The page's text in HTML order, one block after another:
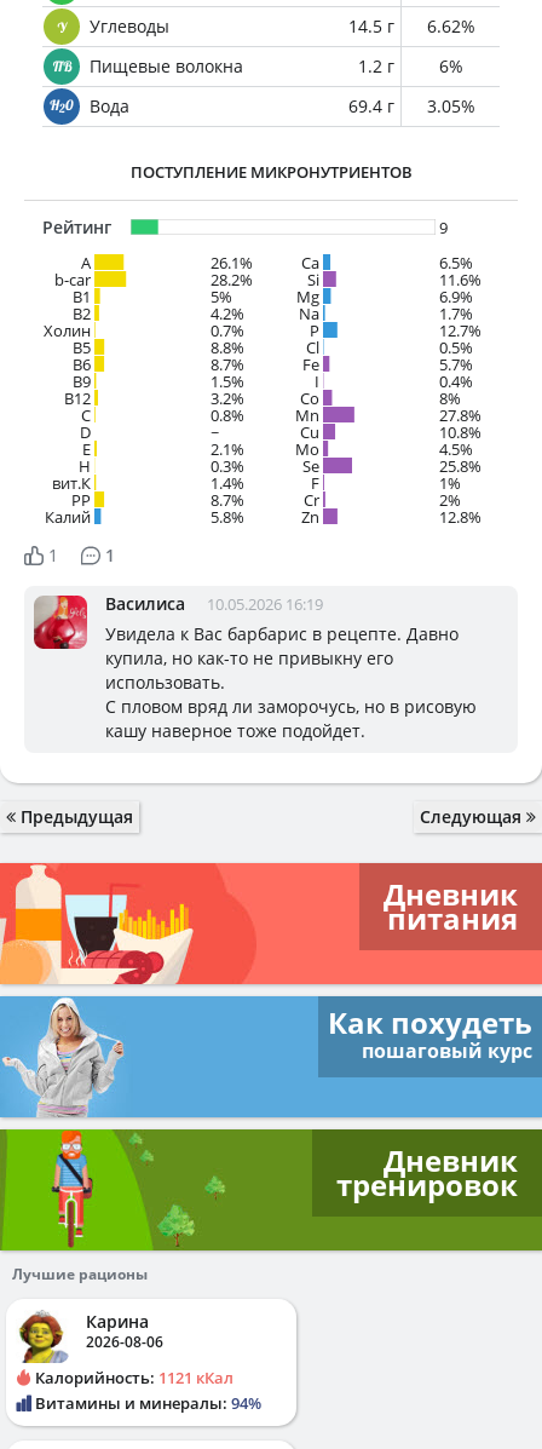
Углеводы 14.5 г
6.62%
Пищевые волокна
1.2 г
6%
Вода
69.4 г 3.05%
ПОСТУПЛЕНИЕ МИКРОНУТРИЕНТОВ
Рейтинг
9
A
26.1%
b-car 28.2%
В1 5%
B2 4.2%
Холин 0.7%
B5 8.8%
B6 8.7%
B9 1.5%
B12 3.2%
C 0.8%
D ~
E 2.1%
H 0.3%
вит.К 1.4%
PP 8.7%
Калий 5.8%
Ca 6.5%
Si 11.6%
Mg 6.9%
Na 1.7%
P 12.7%
Cl 0.5%
Fe 5.7%
I 0.4%
Co 8%
Mn 27.8%
Cu 10.8%
Mo 4.5%
Se 25.8%
F 1%
Cr 2%
Zn 12.8%
1 1
Василиса 10.05.2026 16:19
Увидела к Вас барбарис в рецепте. Давно
купила, но как-то не привыкну его
использовать.
С пловом вряд ли заморочусь, но в рисовую
кашу наверное тоже подойдет.
Предыдущая Следующая
Дневник
питания
Как похудеть
пошаговый курс
Дневник
тренировок
Лучшие рационы
Карина
2026-08-06
Калорийность: 1121 кКал
Витамины и минералы: 94%